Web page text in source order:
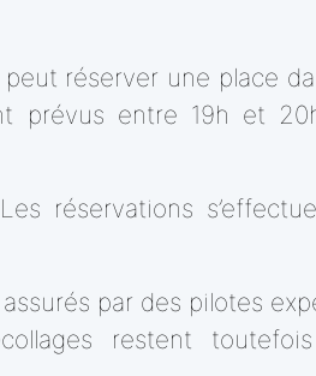
réserver une place
prévus entre 19h et
réservations
par des pilotes
restent